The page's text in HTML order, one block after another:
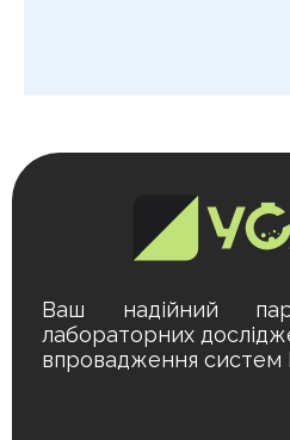
Ваш надійний
лабораторних
впровадження систем